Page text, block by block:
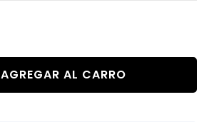
AGREGAR AL CARRO